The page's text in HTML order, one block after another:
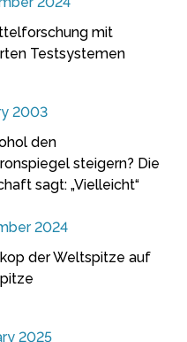
mit
Testsystemen
2003
den
steigern? Die
sagt: „Vielleicht“
2024
der Weltspitze auf
2025